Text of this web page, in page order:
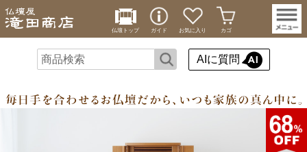
仏壇トップ ガイド お気に入り カゴ
AIに質問